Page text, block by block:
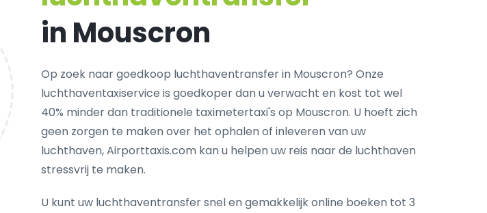
in Mouscron
Op zoek naar goedkoop luchthaventransfer in Mouscron? Onze
luchthaventaxiservice is goedkoper dan u verwacht en kost tot wel
40% minder dan traditionele taximetertaxi's op Mouscron. U hoeft zich
geen zorgen te maken over het ophalen of inleveren van uw
luchthaven, Airporttaxis.com kan u helpen uw reis naar de luchthaven
stressvrij te maken.
U kunt uw luchthaventransfer snel en gemakkelijk online boeken tot 3